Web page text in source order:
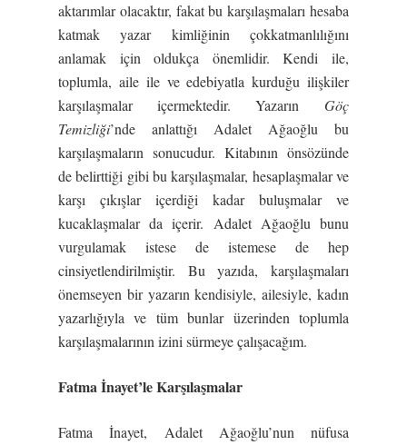
aktarımlar olacaktır, fakat bu karşılaşmaları hesaba
katmak yazar kimliğinin çokkatmanlılığını
anlamak için oldukça önemlidir. Kendi ile,
toplumla, aile ile ve edebiyatla kurduğu ilişkiler
karşılaşmalar içermektedir. Yazarın Göç
Temizliği’nde anlattığı Adalet Ağaoğlu bu
karşılaşmaların sonucudur. Kitabının önsözünde
de belirttiği gibi bu karşılaşmalar, hesaplaşmalar ve
karşı çıkışlar içerdiği kadar buluşmalar ve
kucaklaşmalar da içerir. Adalet Ağaoğlu bunu
vurgulamak istese de istemese de hep
cinsiyetlendirilmiştir. Bu yazıda, karşılaşmaları
önemseyen bir yazarın kendisiyle, ailesiyle, kadın
yazarlığıyla ve tüm bunlar üzerinden toplumla
karşılaşmalarının izini sürmeye çalışacağım.
Fatma İnayet’le Karşılaşmalar
Fatma İnayet, Adalet Ağaoğlu’nun nüfusa